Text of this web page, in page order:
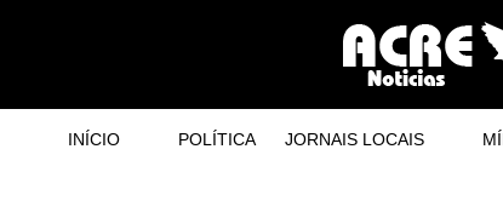
INÍCIO POLÍTICA JORNAIS LOCAIS